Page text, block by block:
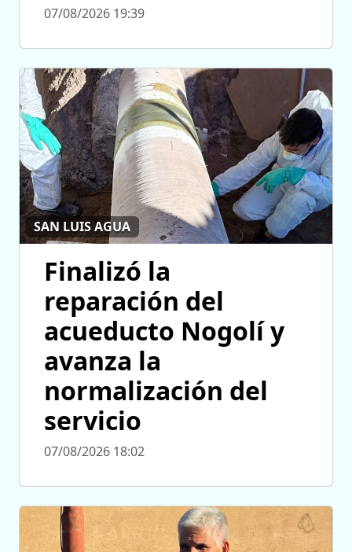
07/08/2026 19:39
SAN LUIS AGUA
Finalizó la
reparación del
acueducto Nogolí y
avanza la
normalización del
servicio
07/08/2026 18:02